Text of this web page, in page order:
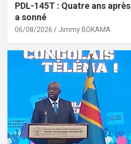
PDL-145T : Quatre ans
a sonné
06/08/2026 Jimmy BOKAMA